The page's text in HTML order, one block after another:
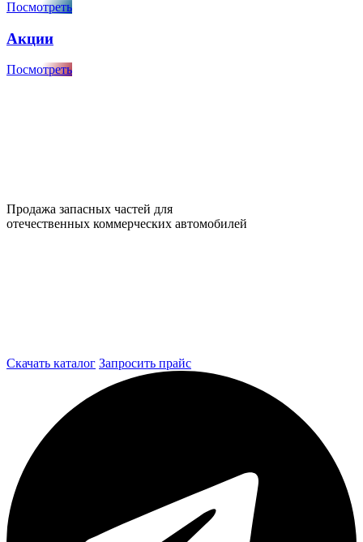
Посмотреть
Акции
Посмотреть
Продажа запасных частей для
отечественных коммерческих автомобилей
Скачать каталог Запросить прайс